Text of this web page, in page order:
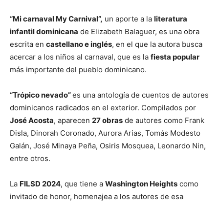
“Mi carnaval My Carnival”, un aporte a la literatura
infantil dominicana de Elizabeth Balaguer, es una obra
escrita en castellano e inglés, en el que la autora busca
acercar a los niños al carnaval, que es la fiesta popular
más importante del pueblo dominicano.
“Trópico nevado”es una antología de cuentos de autores
dominicanos radicados en el exterior. Compilados por
José Acosta, aparecen 27 obras de autores como Frank
Disla, Dinorah Coronado, Aurora Arias, Tomás Modesto
Galán, José Minaya Peña, Osiris Mosquea, Leonardo Nin,
entre otros.
La FILSD 2024, que tiene a Washington Heights como
invitado de honor, homenajea a los autores de esa